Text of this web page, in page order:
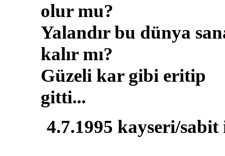
olur mu?
Yalandır bu dünya
kalır mı?
Güzeli kar gibi eritip
gitti...
4.7.1995 kayseri/sabit